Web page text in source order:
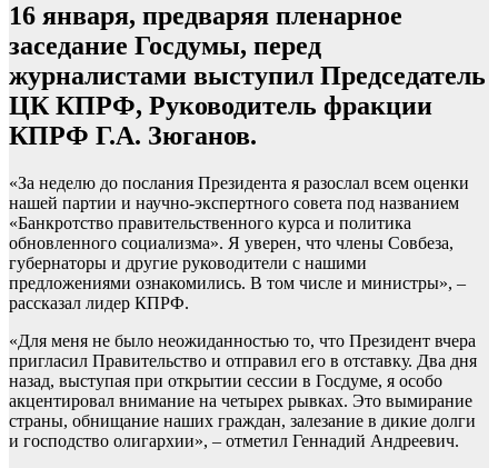
16 января, предваряя пленарное
заседание Госдумы, перед
журналистами выступил Председатель
ЦК КПРФ, Руководитель фракции
КПРФ Г.А. Зюганов.
«За неделю до послания Президента я разослал всем оценки
нашей партии и научно-экспертного совета под названием
«Банкротство правительственного курса и политика
обновленного социализма». Я уверен, что члены Совбеза,
губернаторы и другие руководители с нашими
предложениями ознакомились. В том числе и министры», –
рассказал лидер КПРФ.
«Для меня не было неожиданностью то, что Президент вчера
пригласил Правительство и отправил его в отставку. Два дня
назад, выступая при открытии сессии в Госдуме, я особо
акцентировал внимание на четырех рывках. Это вымирание
страны, обнищание наших граждан, залезание в дикие долги
и господство олигархии», – отметил Геннадий Андреевич.